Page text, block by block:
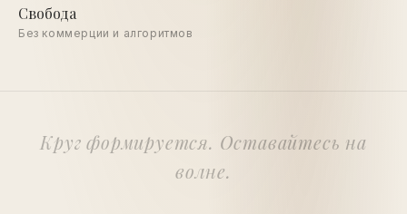
Свобода
Без коммерции и алгоритмов
Круг формируется. Оставайтесь на
волне.